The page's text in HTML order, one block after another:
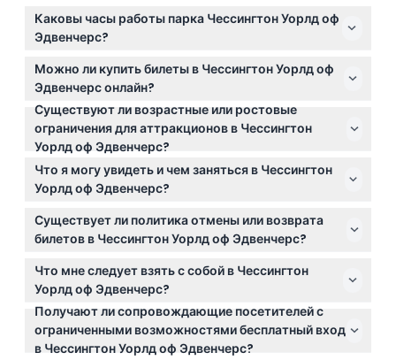
Каковы часы работы парка Чессингтон Уорлд оф
Эдвенчерс?
Парк открывается в 10:00 утра, время закрытия
обычно между 17:00 и 18:00, в зависимости от
сезона. Лучше всего проверить последние часы
работы во время онлайн-бронирования, чтобы
спланировать визит. (может меняться —
пожалуйста, подтверждайте при бронировании)
Можно ли купить билеты в Чессингтон Уорлд оф
Эдвенчерс онлайн?
Да, вы можете приобрести билеты онлайн прямо
здесь по лучшим ценам и чтобы гарантировать вход
в выбранную дату. Рекомендуется покупать билеты
заранее.
Существуют ли возрастные или ростовые
ограничения для аттракционов в Чессингтон
Уорлд оф Эдвенчерс?
Некоторые аттракционы имеют ограничения по
росту и весу, поэтому полезно заранее проверить,
подходит ли конкретное развлечение для вашей
группы. Дети до 3 лет проходят бесплатно, но им
нужен бесплатный билет.
Что я могу увидеть и чем заняться в Чессингтон
Уорлд оф Эдвенчерс?
Наслаждайтесь захватывающими аттракционами,
познакомьтесь с более чем 1000 животными,
включая больших кошек и морских львов,
исследуйте SEA LIFE Центр и испытайте уникальные
развлечения, такие как поездка на Груффало и
первые в Европе подвесные тропы.
Существует ли политика отмены или возврата
билетов в Чессингтон Уорлд оф Эдвенчерс?
Билеты не подлежат возврату, отмена невозможна,
поэтому будьте уверены в своих планах перед
бронированием.
Что мне следует взять с собой в Чессингтон
Уорлд оф Эдвенчерс?
Возьмите удобную одежду, подходящую обувь, а
также можно взять перекус и воду. На территории
есть камеры хранения за 5 фунтов, если хотите
Получают ли сопровождающие посетителей с
ограниченными возможностями бесплатный вход
в Чессингтон Уорлд оф Эдвенчерс?